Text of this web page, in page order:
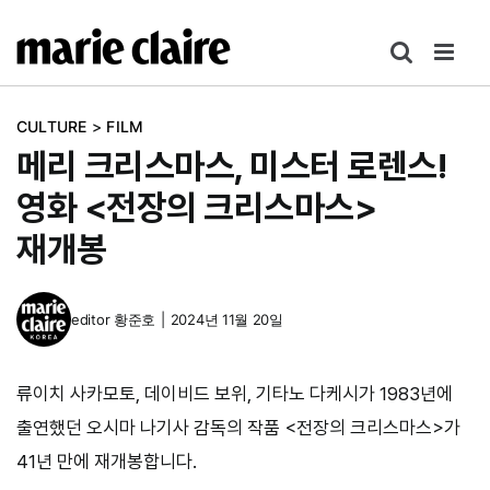
텐
건CULTURE > FILM
메리 크리스마스, 미스터 로렌스!
영화 <전장의 크리스마스>
재개봉
editor 황준호 2024년 11월 20일
류이치 사카모토, 데이비드 보위, 기타노 다케시가 1983년에
출연했던 오시마 나기사 감독의 작품 <전장의 크리스마스>가
41년 만에 재개봉합니다.